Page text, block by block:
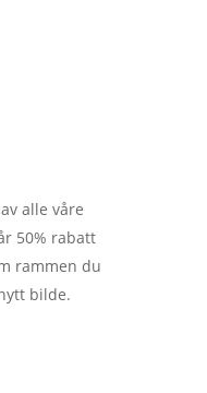
alle våre
50% rabatt
rammen du
bilde.